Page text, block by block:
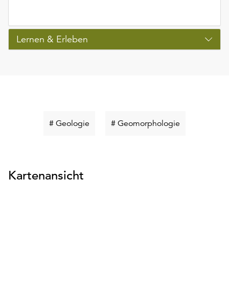
Lernen & Erleben
# Geologie Schlüsselwort
# Geomorphologie
Kartenansicht